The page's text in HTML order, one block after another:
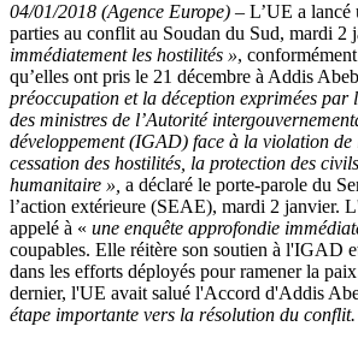
04/01/2018 (Agence Europe) – L’UE a lancé
parties au conflit au Soudan du Sud, mardi 2
immédiatement les hostilités »,
qu’elles ont pris le 21 décembre à Addis
préoccupation et la déception exprimées par
des ministres de l’Autorité
développement (IGAD) face à la violation de
cessation des hostilités, la protection des
humanitaire », a déclaré le porte-parole du
l’action extérieure (SEAE), mardi 2 janvier.
appelé à « une enquête approfondie
coupables. Elle réitère son soutien à l'IGAD
dans les efforts déployés pour ramener la
dernier, l'UE avait salué l'Accord d'Addis
étape importante vers la résolution du conflit.